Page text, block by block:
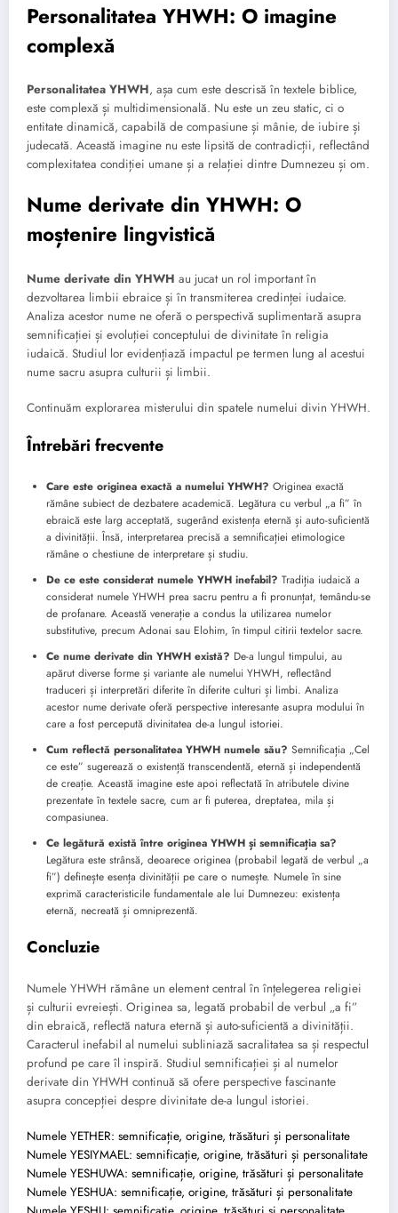
Personalitatea YHWH: O imagine
complexă
Personalitatea YHWH, așa cum este descrisă în textele biblice,
este complexă și multidimensională. Nu este un zeu static, ci o
entitate dinamică, capabilă de compasiune și mânie, de iubire și
judecată. Această imagine nu este lipsită de contradicții, reflectând
complexitatea condiției umane și a relației dintre Dumnezeu și om.
Nume derivate din YHWH: O
moștenire lingvistică
Nume derivate din YHWH au jucat un rol important în
dezvoltarea limbii ebraice și în transmiterea credinței iudaice.
Analiza acestor nume ne oferă o perspectivă suplimentară asupra
semnificației și evoluției conceptului de divinitate în religia
iudaică. Studiul lor evidențiază impactul pe termen lung al acestui
nume sacru asupra culturii și limbii.
Continuăm explorarea misterului din spatele numelui divin YHWH.
Întrebări frecvente
Care este originea exactă a numelui YHWH? Originea exactă
rămâne subiect de dezbatere academică. Legătura cu verbul „a fi” în
ebraică este larg acceptată, sugerând existența eternă și auto-suficientă
a divinității. Însă, interpretarea precisă a semnificației etimologice
rămâne o chestiune de interpretare și studiu.
De ce este considerat numele YHWH inefabil? Tradiția iudaică a
considerat numele YHWH prea sacru pentru a fi pronunțat, temându-se
de profanare. Această venerație a condus la utilizarea numelor
substitutive, precum Adonai sau Elohim, în timpul citirii textelor sacre.
Ce nume derivate din YHWH există? De-a lungul timpului, au
apărut diverse forme și variante ale numelui YHWH, reflectând
traduceri și interpretări diferite în diferite culturi și limbi. Analiza
acestor nume derivate oferă perspective interesante asupra modului în
care a fost percepută divinitatea de-a lungul istoriei.
Cum reflectă personalitatea YHWH numele său? Semnificația „Cel
ce este” sugerează o existență transcendentă, eternă și independentă
de creație. Această imagine este apoi reflectată în atributele divine
prezentate în textele sacre, cum ar fi puterea, dreptatea, mila și
compasiunea.
Ce legătură există între originea YHWH și semnificația sa?
Legătura este strânsă, deoarece originea (probabil legată de verbul „a
fi”) definește esența divinității pe care o numește. Numele în sine
exprimă caracteristicile fundamentale ale lui Dumnezeu: existența
eternă, necreată și omniprezentă.
Concluzie
Numele YHWH rămâne un element central în înțelegerea religiei
și culturii evreiești. Originea sa, legată probabil de verbul „a fi”
din ebraică, reflectă natura eternă și auto-suficientă a divinității.
Caracterul inefabil al numelui subliniază sacralitatea sa și respectul
profund pe care îl inspiră. Studiul semnificației și al numelor
derivate din YHWH continuă să ofere perspective fascinante
asupra concepției despre divinitate de-a lungul istoriei.
Numele YETHER: semnificație, origine, trăsături și personalitate
Numele YESIYMAEL: semnificație, origine, trăsături și personalitate
Numele YESHUWA: semnificație, origine, trăsături și personalitate
Numele YESHUA: semnificație, origine, trăsături și personalitate